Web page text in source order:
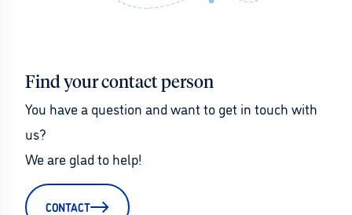
Find your contact person
You have a question and want to get in touch with
us?
We are glad to help!
CONTACT